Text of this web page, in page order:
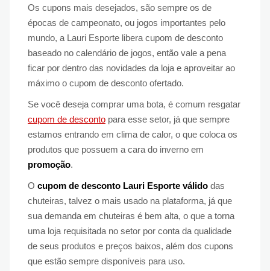
Os cupons mais desejados, são sempre os de
épocas de campeonato, ou jogos importantes pelo
mundo, a Lauri Esporte libera cupom de desconto
baseado no calendário de jogos, então vale a pena
ficar por dentro das novidades da loja e aproveitar ao
máximo o cupom de desconto ofertado.
Se você deseja comprar uma bota, é comum resgatar
cupom de desconto para esse setor, já que sempre
estamos entrando em clima de calor, o que coloca os
produtos que possuem a cara do inverno em
promoção.
O cupom de desconto Lauri Esporte válido das
chuteiras, talvez o mais usado na plataforma, já que
sua demanda em chuteiras é bem alta, o que a torna
uma loja requisitada no setor por conta da qualidade
de seus produtos e preços baixos, além dos cupons
que estão sempre disponíveis para uso.